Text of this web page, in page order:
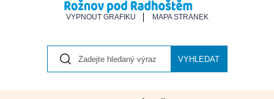
VYPNOUT GRAFIKU MAPA STRÁNEK
VYHLEDAT